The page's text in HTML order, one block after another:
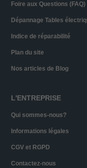
Foire aux Questions (FAQ)
Dépannage Tables
Indice de réparabilité
Plan du site
Nos articles de Blog
L'ENTREPRISE
Qui sommes-nous?
Informations légales
CGV et RGPD
Contactez-nous